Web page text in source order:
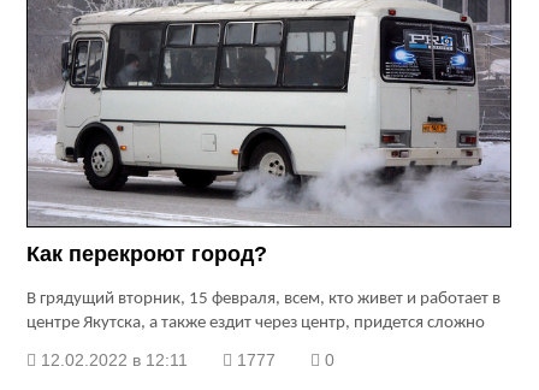
Как перекроют город?
В грядущий вторник, 15 февраля, всем, кто живет и работает в
центре Якутска, а также ездит через центр, придется сложно
12.02.2022 в 12:11 1777 0